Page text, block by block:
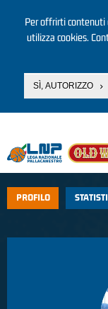
Per offrirti contenuti
utilizza cookies.
SÌ, AUTORIZZO
PROFILO